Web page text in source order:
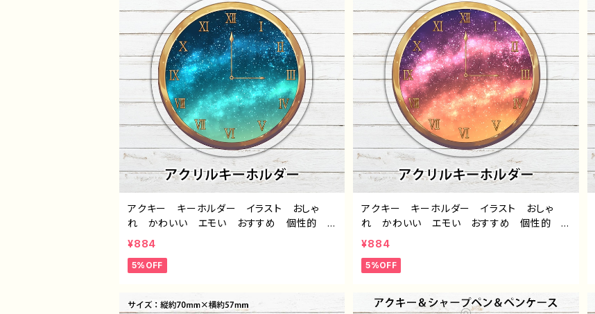
アクキー キーホルダー イラスト おしゃ
れ かわいい エモい おすすめ 個性的
綺麗 人気 イラストレーター クリエイタ
イトル：「夜明けの時計」 作：星灯れぬ F-5
¥884
5%OFF
アクキー キーホルダー イラスト おしゃ
れ かわいい エモい おすすめ 個性的
綺麗 人気 イラストレーター クリエイタ
イトル：「黄昏の時計」 作：星灯れぬ F-5
¥884
5%OFF